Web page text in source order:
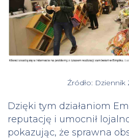
Źródło: Dziennik
Dzięki tym działaniom
reputację i umocnił
pokazując, że sprawna